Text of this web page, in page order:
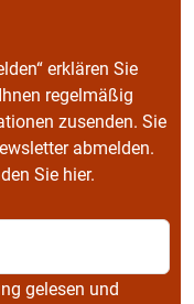
erklären Sie
regelmäßig
zusenden. Sie
abmelden.
Sie hier.
gelesen und